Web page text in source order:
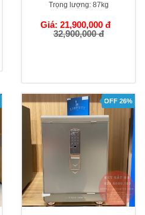
Trọng lượng:87kg
Giá: 21,900,000 đ
32,900,000 đ
OFF 26%